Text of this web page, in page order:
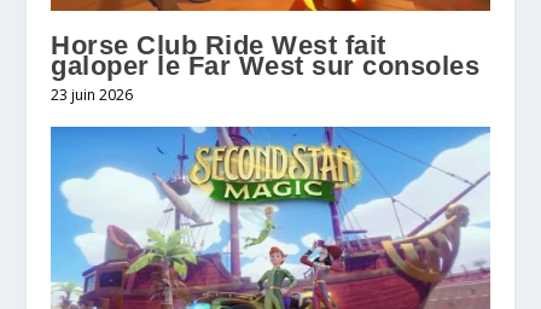
Horse Club Ride West fait
galoper le Far West sur consoles
23 juin 2026